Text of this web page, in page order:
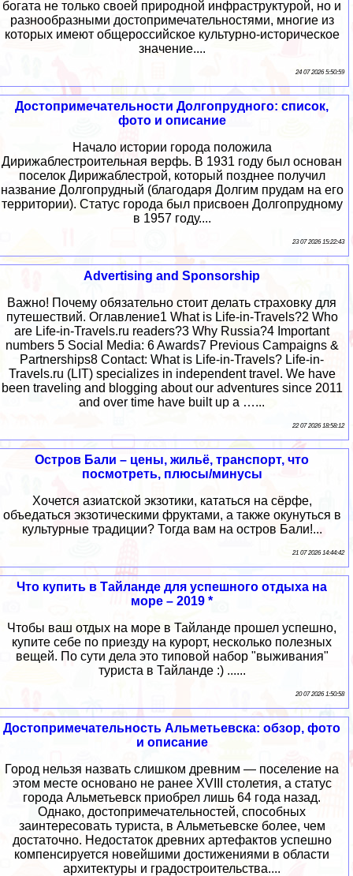
богата не только своей природной инфраструктурой, но и
разнообразными достопримечательностями, многие из
которых имеют общероссийское культурно-историческое
значение....
24 07 2026 5:50:59
Достопримечательности Долгопрудного: список,
фото и описание
Начало истории города положила
Дирижаблестроительная верфь. В 1931 году был основан
поселок Дирижаблестрой, который позднее получил
название Долгопрудный (благодаря Долгим прудам на его
территории). Статус города был присвоен Долгопрудному
в 1957 году....
23 07 2026 15:22:43
Advertising and Sponsorship
Важно! Почему обязательно стоит делать страховку для
путешествий. Оглавление1 What is Life-in-Travels?2 Who
are Life-in-Travels.ru readers?3 Why Russia?4 Important
numbers 5 Social Media: 6 Awards7 Previous Campaigns &
Partnerships8 Contact: What is Life-in-Travels? Life-in-
Travels.ru (LIT) specializes in independent travel. We have
been traveling and blogging about our adventures since 2011
and over time have built up a …...
22 07 2026 18:58:12
Остров Бали – цены, жильё, транспорт, что
посмотреть, плюсы/минусы
Хочется азиатской экзотики, кататься на сёрфе,
объедаться экзотическими фруктами, а также окунуться в
культурные традиции? Тогда вам на остров Бали!...
21 07 2026 14:44:42
Что купить в Тайланде для успешного отдыха на
море – 2019 *
Чтобы ваш отдых на море в Тайланде прошел успешно,
купите себе по приезду на курорт, несколько полезных
вещей. По сути дела это типовой набор "выживания"
туриста в Тайланде :) ......
20 07 2026 1:50:58
Достопримечательность Альметьевска: обзор, фото
и описание
Город нельзя назвать слишком древним — поселение на
этом месте основано не ранее XVIII столетия, а статус
города Альметьевск приобрел лишь 64 года назад.
Однако, достопримечательностей, способных
заинтересовать туриста, в Альметьевске более, чем
достаточно. Недостаток древних артефактов успешно
компенсируется новейшими достижениями в области
архитектуры и градостроительства....